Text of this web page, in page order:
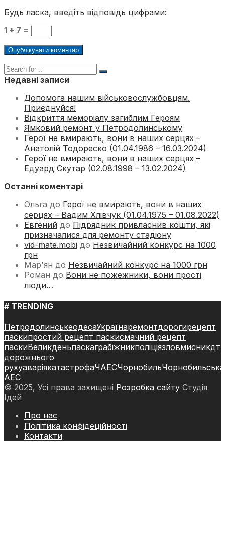
Будь ласка, введіть відповідь цифрами:
1 + 7 =
Недавні записи
Допомога нашим військовослужбовцям.
Приєднуйся!
Відкриття меморіалу загиблим Героям
Ямковий ремонт у Петродолинському
Герої не вмирають, вони в наших серцях –
Анатолій Тодореско (01.04.1986 – 16.03.2024)
Герої не вмирають, вони в наших серцях –
Едуард Скутар (02.08.1998 – 13.02.2024)
Останні коментарі
Ольга до Герої не вмирають, вони в наших
серцях – Вадим Хлівчук (01.04.1975 – 01.08.2022)
Евгений до Підрядник привласнив кошти, які
призначалися для ремонту стадіону
vid-mate.mobi до Незвичайний конкурс на 1000
грн
Мар'ян до Незвичайний конкурс на 1000 грн
Роман до Вони не пожежники, вони прості
люди…
# TRENDING
ПетродолинськеодесаУкраїнаремонтдорогирецепт
паскипростий рецепт паскисмачний рецепт
паскиВеликденьпаскаграбіжникполіціязловмисникдтп
дорожнього
рухуаваріякатастрофаЧАЕСЧорнобильЧорнобильська
АЕС
© 2025, Усі права захищені Розробка сайту Студія
Ідей
Про нас
Політика конфідеційності
Контакти